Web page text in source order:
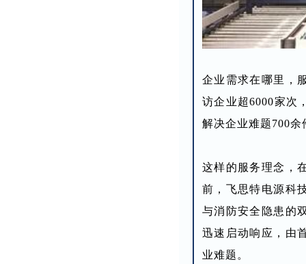
企业需求在哪里，
访企业超6000家次
解决企业难题700
这样的服务理念，
前，飞思特电源科
与消防安全隐患的
迅速启动响应，由
业难题。